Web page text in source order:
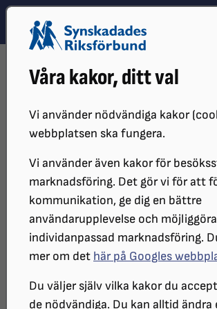
Våra kakor, ditt val
Vi använder nödvändiga kakor
webbplatsen ska fungera.
Vi använder även kakor för
marknadsföring. Det gör vi för att
kommunikation, ge dig en bättre
användarupplevelse och möjliggöra
individanpassad marknadsföring.
mer om det här på Googles
Du väljer själv vilka kakor du
de nödvändiga. Du kan alltid ändra
Hoppa till innehåll
Hoppa till hitta snabbt
JOHAN KAN BLI BÅDE BLIND OCH DÖV
Johan jobbar som illustratör och
På fritiden spelar han bas i
Fotot är en genrebild.